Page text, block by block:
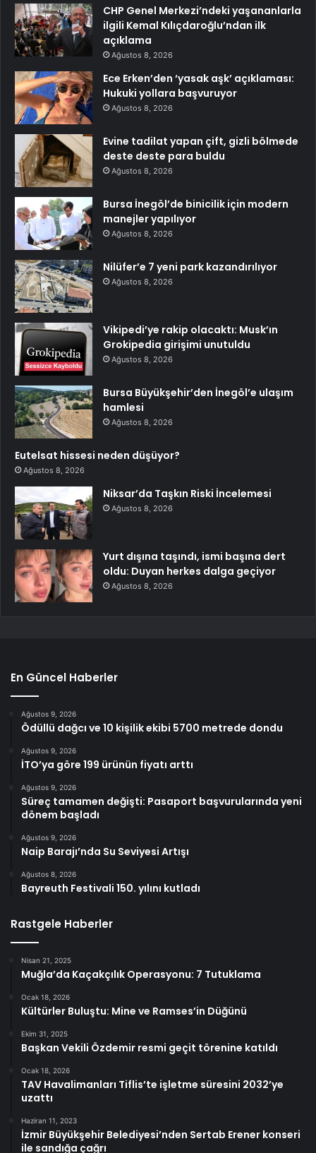
CHP Genel Merkezi’ndeki yaşananlarla
ilgili Kemal Kılıçdaroğlu’ndan ilk
açıklama
Ağustos 8, 2026
Ece Erken’den ‘yasak aşk’ açıklaması:
Hukuki yollara başvuruyor
Ağustos 8, 2026
Evine tadilat yapan çift, gizli bölmede
deste deste para buldu
Ağustos 8, 2026
Bursa İnegöl’de binicilik için modern
manejler yapılıyor
Ağustos 8, 2026
Nilüfer’e 7 yeni park kazandırılıyor
Ağustos 8, 2026
Vikipedi’ye rakip olacaktı: Musk’ın
Grokipedia girişimi unutuldu
Ağustos 8, 2026
Bursa Büyükşehir’den İnegöl’e ulaşım
hamlesi
Ağustos 8, 2026
Eutelsat hissesi neden düşüyor?
Ağustos 8, 2026
Niksar’da Taşkın Riski İncelemesi
Ağustos 8, 2026
Yurt dışına taşındı, ismi başına dert
oldu: Duyan herkes dalga geçiyor
Ağustos 8, 2026
En Güncel Haberler
Ağustos 9, 2026
Ödüllü dağcı ve 10 kişilik ekibi 5700 metrede dondu
Ağustos 9, 2026
İTO’ya göre 199 ürünün fiyatı arttı
Ağustos 9, 2026
Süreç tamamen değişti: Pasaport başvurularında yeni
dönem başladı
Ağustos 9, 2026
Naip Barajı’nda Su Seviyesi Artışı
Ağustos 8, 2026
Bayreuth Festivali 150. yılını kutladı
Rastgele Haberler
Nisan 21, 2025
Muğla’da Kaçakçılık Operasyonu: 7 Tutuklama
Ocak 18, 2026
Kültürler Buluştu: Mine ve Ramses’in Düğünü
Ekim 31, 2025
Başkan Vekili Özdemir resmi geçit törenine katıldı
Ocak 18, 2026
TAV Havalimanları Tiflis’te işletme süresini 2032’ye
uzattı
Haziran 11, 2023
İzmir Büyükşehir Belediyesi’nden Sertab Erener konseri
ile sandığa çağrı